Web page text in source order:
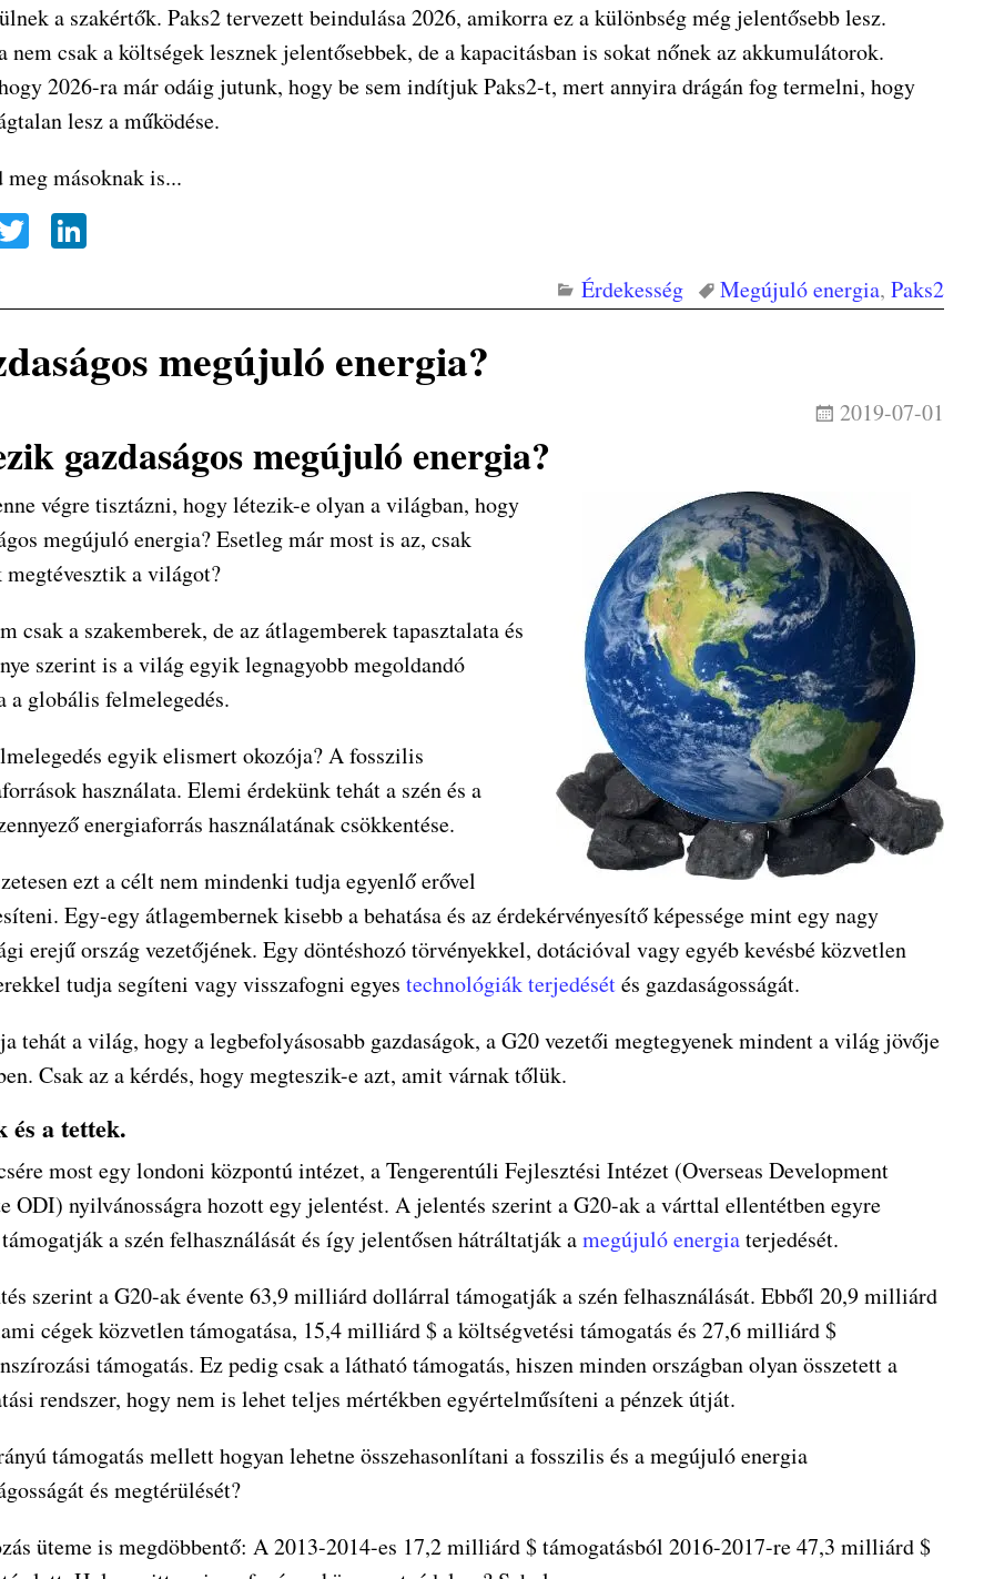
a szakértők. Paks2 tervezett beindulása 2026, amikorra ez a különbség még jelentősebb lesz.
nem csak a költségek lesznek jelentősebbek, de a kapacitásban is sokat nőnek az akkumulátorok.
2026-ra már odáig jutunk, hogy be sem indítjuk Paks2-t, mert annyira drágán fog termelni, hogy
lesz a működése.
meg másoknak is...
T
tte ed Érdekesség Megújuló energia,Paks2
megújuló energia?
2019-07-01
gazdaságos megújuló energia?
végre tisztázni, hogy létezik-e olyan a világban, hogy
megújuló energia? Esetleg már most is az, csak
a világot?
csak a szakemberek, de az átlagemberek tapasztalata és
szerint is a világ egyik legnagyobb megoldandó
a globális felmelegedés.
egyik elismert okozója? A fosszilis
használata. Elemi érdekünk tehát a szén és a
energiaforrás használatának csökkentése.
ezt a célt nem mindenki tudja egyenlő erővel
Egy-egy átlagembernek kisebb a behatása és az érdekérvényesítő képessége mint egy nagy
erejű ország vezetőjének. Egy döntéshozó törvényekkel, dotációval vagy egyéb kevésbé közvetlen
tudja segíteni vagy visszafogni egyestechnológiák terjedésétés gazdaságosságát.
tehát a világ, hogy a legbefolyásosabb gazdaságok, a G20 vezetői megtegyenek mindent a világ jövője
Csak az a kérdés, hogy megteszik-e azt, amit várnak tőlük.
és a tettek.
most egy londoni központú intézet, a Tengerentúli Fejlesztési Intézet (Overseas Development
ODI) nyilvánosságra hozott egy jelentést. A jelentés szerint a G20-ak a várttal ellentétben egyre
a szén felhasználását és így jelentősen hátráltatják amegújuló energiaterjedését.
szerint a G20-ak évente 63,9 milliárd dollárral támogatják a szén felhasználását. Ebből 20,9 milliárd
cégek közvetlen támogatása, 15,4 milliárd $ a költségvetési támogatás és 27,6 milliárd $
támogatás. Ez pedig csak a látható támogatás, hiszen minden országban olyan összetett a
rendszer, hogy nem is lehet teljes mértékben egyértelműsíteni a pénzek útját.
támogatás mellett hogyan lehetne összehasonlítani a fosszilis és a megújuló energia
és megtérülését?
üteme is megdöbbentő: A 2013-2014-es 17,2 milliárd $ támogatásból 2016-2017-re 47,3 milliárd $